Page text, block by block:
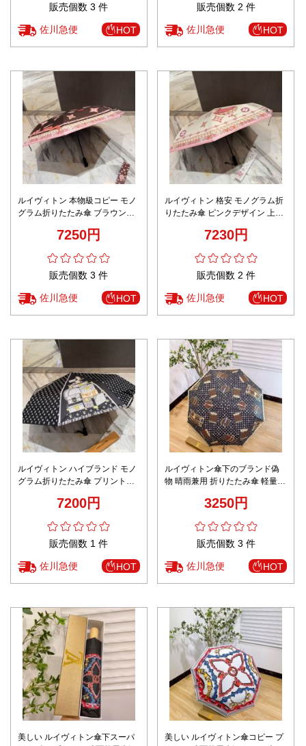
販売個数 3 件
佐川急便 HOT
販売個数 2 件
佐川急便 HOT
ルイヴィトン 本物級コピー モノ
グラム折りたたみ傘 ブラウン配
7250円
販売個数 3 件
佐川急便 HOT
ルイヴィトン 格安 モノグラム折
りたたみ傘 ピンクデザイン 上質
7230円
販売個数 2 件
佐川急便 HOT
ルイヴィトン ハイブランド モノ
グラム折りたたみ傘 プリントデ
7200円
販売個数 1 件
佐川急便 HOT
ルイヴィトン傘下のブランド偽
物 晴雨兼用 折りたたみ傘 軽量
3250円
販売個数 3 件
佐川急便 HOT
美しい ルイヴィトン傘下スーパ
美しい ルイヴィトン傘コピー プ